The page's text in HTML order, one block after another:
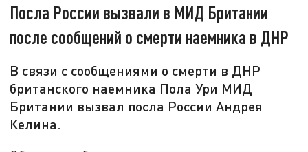
Посла России вызвали в МИД Британии
после сообщений о смерти наемника в ДНР
В связи с сообщениями о смерти в ДНР
британского наемника Пола Ури МИД
Британии вызвал посла России Андрея
Келина.